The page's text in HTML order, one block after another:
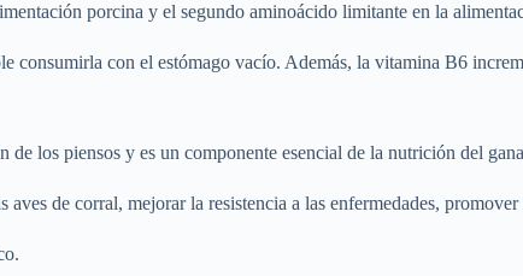
porcina y el segundo aminoácido limitante en la
consumirla con el estómago vacío. Además, la vitamina B6
los piensos y es un componente esencial de la nutrición del
aves de corral, mejorar la resistencia a las enfermedades,